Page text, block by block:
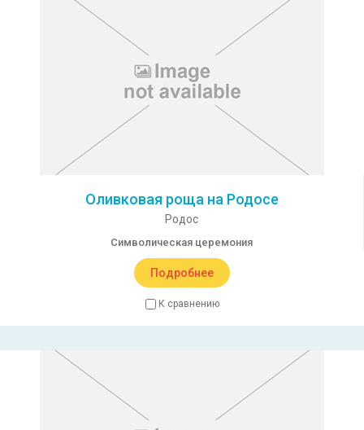
Оливковая роща на Родосе
Родос
Символическая церемония
Подробнее
К сравнению